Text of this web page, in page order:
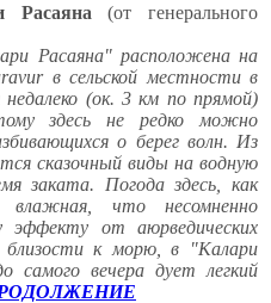
Расаяна (от генерального
Расаяна" расположена на
в сельской местности в
(ок. 3 км по прямой)
здесь не редко можно
о берег волн. Из
сказочный виды на водную
заката. Погода здесь, как
влажная, что несомненно
эффекту от аюрведических
близости к морю, в "Калари
самого вечера дует легкий